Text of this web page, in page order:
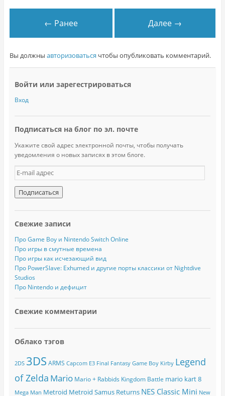
← Ранее Далее →
Вы должны авторизоваться чтобы опубликовать комментарий.
Войти или зарегестрироваться
Вход
Подписаться на блог по эл. почте
Укажите свой адрес электронной почты, чтобы получать
уведомления о новых записях в этом блоге.
E
-
m
a
i
а
д
р
е
с
Свежие записи
Про Game Boy и Nintendo Switch Online
Про игры в смутные времена
Про игры как исчезающий вид
Про PowerSlave: Exhumed и другие порты классики от Nightdive
Studios
Про Nintendo и дефицит
Свежие комментарии
Облако тэгов
2DS 3DS ARMS Capcom E3 Final Fantasy Game Boy Kirby Legend
of Zelda Mario Mario + Rabbids Kingdom Battle mario kart 8
Mega Man Metroid Metroid Samus Returns NES Classic Mini New